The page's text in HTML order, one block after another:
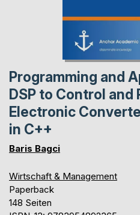
Programming and
DSP to Control and
Electronic
in C++
Baris Bagci
Wirtschaft & Management
Paperback
148 Seiten